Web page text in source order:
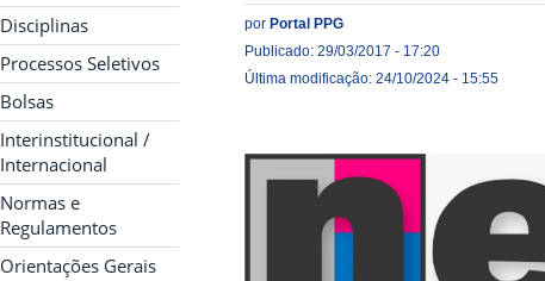
Disciplinas
Processos Seletivos
Bolsas
Interinstitucional /
Internacional
Normas e
Regulamentos
Orientações Gerais
por Portal PPG
Publicado: 29/03/2017 - 17:20
Última modificação: 24/10/2024 - 15:55